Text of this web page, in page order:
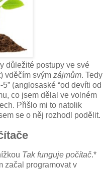
důležité postupy ve své
vděčím svým zájmům. Tedy
(anglosaské “od devíti od
co jsem dělal ve volném
Přišlo mi to natolik
se o něj rozhodl podělit.
Tak funguje počítač.*
začal programovat v